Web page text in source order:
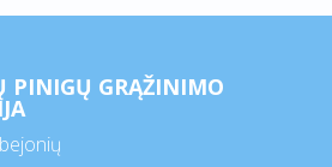
PINIGŲ GRĄŽINIMO